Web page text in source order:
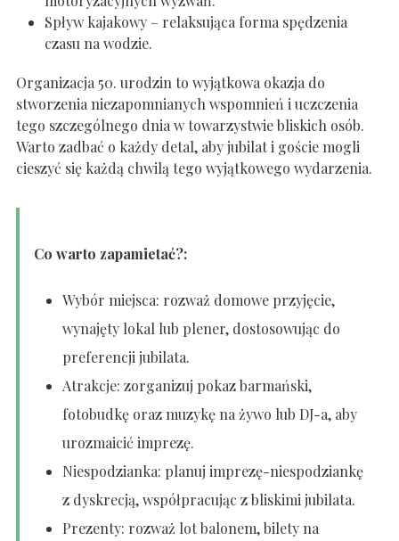
Spływ kajakowy – relaksująca forma spędzenia
czasu na wodzie.
Organizacja 50. urodzin to wyjątkowa okazja do
stworzenia niezapomnianych wspomnień i uczczenia
tego szczególnego dnia w towarzystwie bliskich osób.
Warto zadbać o każdy detal, aby jubilat i goście mogli
cieszyć się każdą chwilą tego wyjątkowego wydarzenia.
Co warto zapamietać?:
Wybór miejsca: rozważ domowe przyjęcie,
wynajęty lokal lub plener, dostosowując do
preferencji jubilata.
Atrakcje: zorganizuj pokaz barmański,
fotobudkę oraz muzykę na żywo lub DJ-a, aby
urozmaicić imprezę.
Niespodzianka: planuj imprezę-niespodziankę
z dyskrecją, współpracując z bliskimi jubilata.
Prezenty: rozważ lot balonem, bilety na